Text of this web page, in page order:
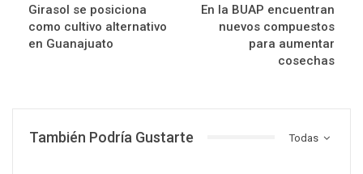
Girasol se posiciona
como cultivo alternativo
en Guanajuato
En la BUAP encuentran
nuevos compuestos
para aumentar
cosechas
Todas
También Podría Gustarte